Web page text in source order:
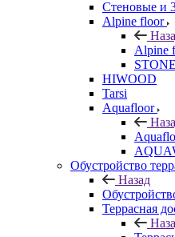
Стеновые и
Alpine floor
Alpine
STONE
HIWOOD
Tarsi
Aquafloor
Обустройство
Назад
Террасная